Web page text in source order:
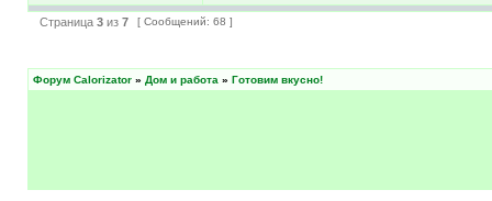
Страница 3 из 7 [ Сообщений: 68 ]
Форум Calorizator » Дом и работа » Готовим вкусно!